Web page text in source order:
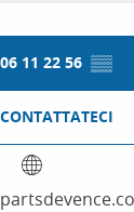
06 11 22 56 ▒▒
CONTATTATECI